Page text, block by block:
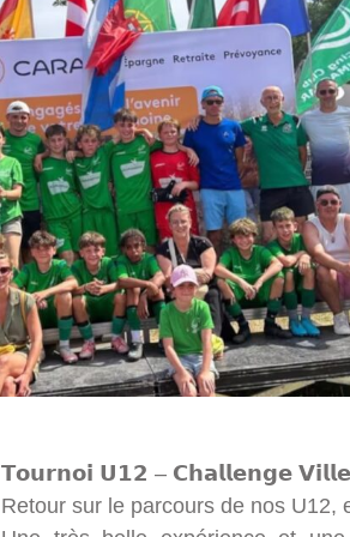
𝗧𝗼𝘂𝗿𝗻𝗼𝗶 𝗨𝟭𝟮 – 𝗖𝗵𝗮𝗹𝗹𝗲𝗻𝗴𝗲
Retour sur le parcours de nos U12,